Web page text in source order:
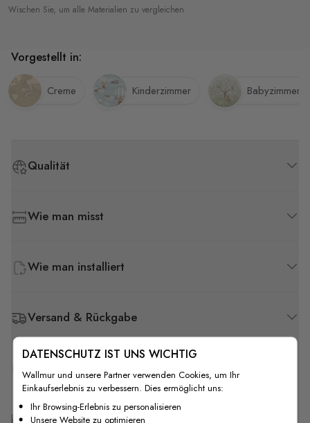
Wischen Sie, um alle Materialien zu vergleichen
Qualität
Wie man misst
Wie man installiert
Versand & Rückgabe
F.A.Q
Kostenlose Anpassung
Vorgestellt in:
Creme Kinderzimmer Babyzimmer
DATENSCHUTZ IST UNS WICHTIG
Wallmur und unsere Partner verwenden Cookies, um Ihr
Einkaufserlebnis zu verbessern. Dies ermöglicht uns:
Ihr Browsing-Erlebnis zu personalisieren
Unsere Website zu optimieren